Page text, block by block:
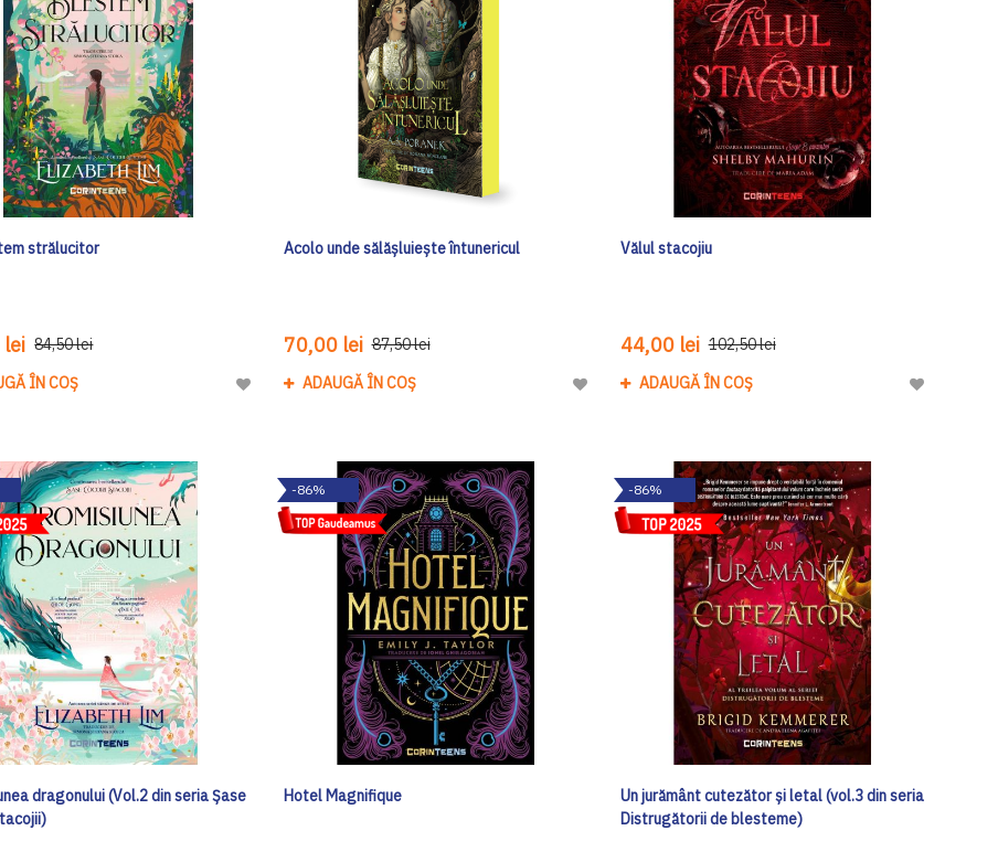
strălucitor
lei 84,50 lei
ÎN COȘ
Adaugă
Dorinte
Acolo unde sălășluiește întunericul
70,00 lei 87,50 lei
ADAUGĂ ÎN COȘ
Adaugă
Dorinte
Vălul stacojiu
44,00 lei 102,50 lei
ADAUGĂ ÎN COȘ
Adaugă
dragonului (Vol.2 din seria Șase
-86%
Hotel Magnifique
-86%
Un jurământ cutezător și letal (vol.3 din seria
Distrugătorii de blesteme)